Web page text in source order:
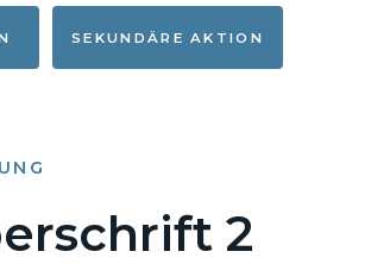
SEKUNDÄRE AKTION
2